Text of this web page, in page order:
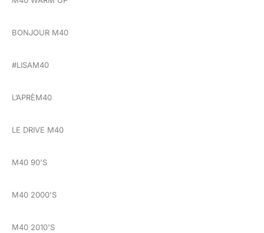
BONJOUR M40
#LISAM40
L’APRÈM40
LE DRIVE M40
M40 90'S
M40 2000'S
M40 2010'S